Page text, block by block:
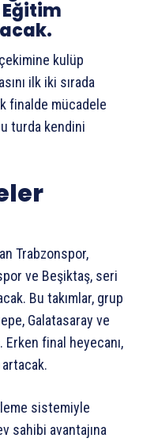
kulüp
ilk iki sırada
finalde mücadele
turda kendini
Trabzonspor,
ve Beşiktaş, seri
Bu takımlar, grup
Galatasaray ve
final heyecanı,
sistemiyle
sahibi avantajına